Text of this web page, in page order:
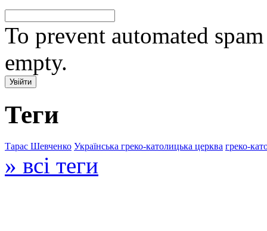
To prevent automated
empty.
Теги
Тарас Шевченко Українська греко-католицька церква греко-
» всі теги